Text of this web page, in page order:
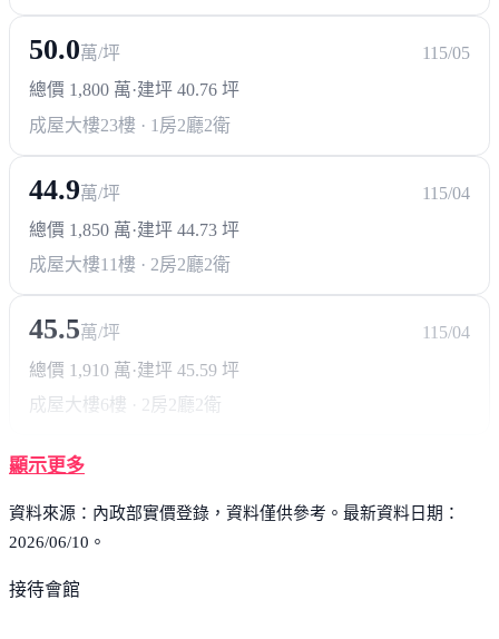
50.0萬/坪
115/05
總價 1,800 萬·建坪 40.76 坪
成屋大樓23樓 · 1房2廳2衛
44.9萬/坪
115/04
總價 1,850 萬·建坪 44.73 坪
成屋大樓11樓 · 2房2廳2衛
45.5萬/坪
115/04
總價 1,910 萬 ·建坪 45.59 坪
成屋大樓6樓 · 2房2廳2衛
顯示更多
資料來源：內政部實價登錄，資料僅供參考。最新資料日期：
2026/06/10。
接待會館